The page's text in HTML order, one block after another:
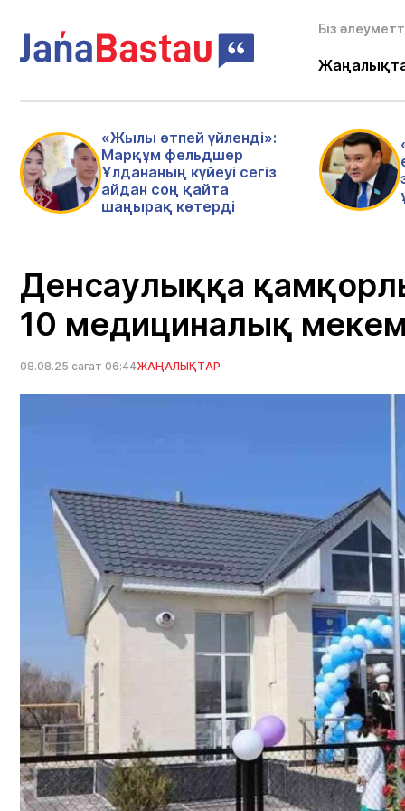
Біз
«Жылы өтпей үйленді»:
Марқұм фельдшер
Ұлдананың күйеуі сегіз
айдан соң қайта
шаңырақ көтерді
Денсаулыққа
10 медициналық
08.08.25 сағат 06:44ЖАҢАЛЫҚТАР